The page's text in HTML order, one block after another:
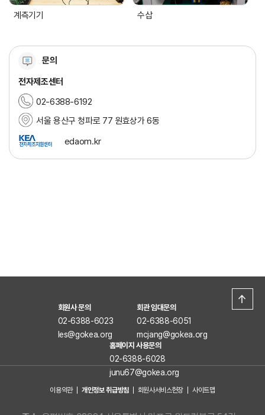
계측기기 수삽
문의
전자제조센터
02-6388-6192
서울 용산구 청파로 77 원효상가 6동
edaom.kr
이용약관 개인정보 취급방침 회원사서비스헌장 사이트맵
회원사 문의
02-6388-6023
les@gokea.org
회관 임대문의
02-6388-6051
mcjang@gokea.org
홈페이지 사용문의
02-6388-6028
junu67@gokea.org